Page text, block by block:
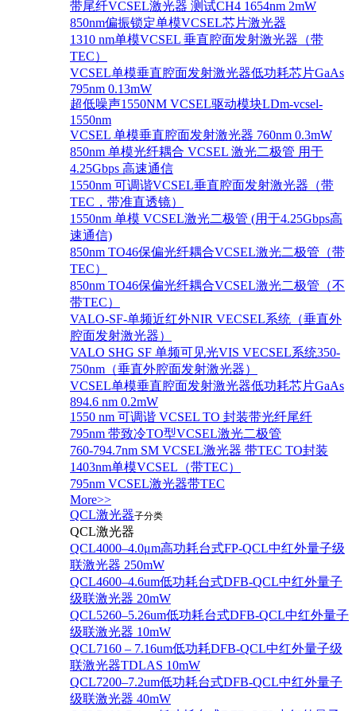
带尾纤VCSEL激光器 测试CH4 1654nm 2mW
850nm偏振锁定单模VCSEL芯片激光器
1310 nm单模VCSEL 垂直腔面发射激光器（带
TEC）
VCSEL单模垂直腔面发射激光器低功耗芯片GaAs
795nm 0.13mW
超低噪声1550NM VCSEL驱动模块LDm-vcsel-
1550nm
VCSEL 单模垂直腔面发射激光器 760nm 0.3mW
850nm 单模光纤耦合 VCSEL 激光二极管 用于
4.25Gbps 高速通信
1550nm 可调谐VCSEL垂直腔面发射激光器（带
TEC，带准直透镜）
1550nm 单模 VCSEL激光二极管 (用于4.25Gbps高
速通信)
850nm TO46保偏光纤耦合VCSEL激光二极管（带
TEC）
850nm TO46保偏光纤耦合VCSEL激光二极管（不
带TEC）
VALO-SF-单频近红外NIR VECSEL系统（垂直外
腔面发射激光器）
VALO SHG SF 单频可见光VIS VECSEL系统350-
750nm（垂直外腔面发射激光器）
VCSEL单模垂直腔面发射激光器低功耗芯片GaAs
894.6 nm 0.2mW
1550 nm 可调谐 VCSEL TO 封装带光纤尾纤
795nm 带致冷TO型VCSEL激光二极管
760-794.7nm SM VCSEL激光器 带TEC TO封装
1403nm单模VCSEL（带TEC）
795nm VCSEL激光器带TEC
More>>
QCL激光器子分类
QCL激光器
QCL4000–4.0μm高功耗台式FP-QCL中红外量子级
联激光器 250mW
QCL4600–4.6um低功耗台式DFB-QCL中红外量子
级联激光器 20mW
QCL5260–5.26um低功耗台式DFB-QCL中红外量子
级联激光器 10mW
QCL7160 – 7.16um低功耗DFB-QCL中红外量子级
联激光器TDLAS 10mW
QCL7200–7.2um低功耗台式DFB-QCL中红外量子
级联激光器 40mW